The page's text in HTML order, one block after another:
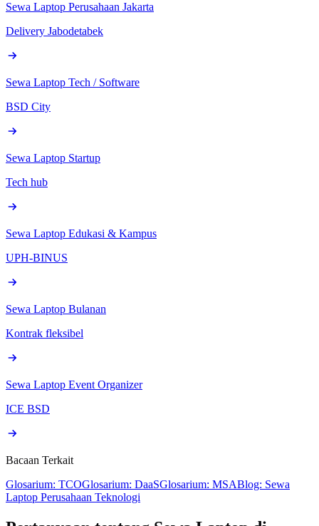
Sewa Laptop Perusahaan Jakarta
Delivery Jabodetabek
Sewa Laptop Tech / Software
BSD City
Sewa Laptop Startup
Tech hub
Sewa Laptop Edukasi & Kampus
UPH-BINUS
Sewa Laptop Bulanan
Kontrak fleksibel
Sewa Laptop Event Organizer
ICE BSD
Bacaan Terkait
Glosarium: TCOGlosarium: DaaSGlosarium: MSABlog: Sewa
Laptop Perusahaan Teknologi